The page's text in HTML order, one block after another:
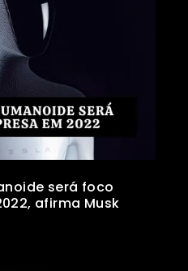
será foco
afirma Musk